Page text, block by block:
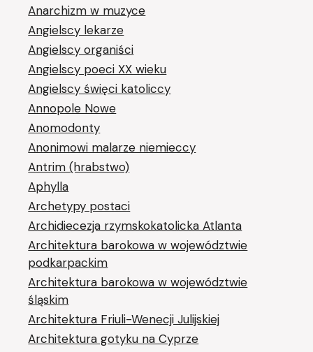
Anarchizm w muzyce
Angielscy lekarze
Angielscy organiści
Angielscy poeci XX wieku
Angielscy święci katoliccy
Annopole Nowe
Anomodonty
Anonimowi malarze niemieccy
Antrim (hrabstwo)
Aphylla
Archetypy postaci
Archidiecezja rzymskokatolicka Atlanta
Architektura barokowa w województwie
podkarpackim
Architektura barokowa w województwie
śląskim
Architektura Friuli-Wenecji Julijskiej
Architektura gotyku na Cyprze